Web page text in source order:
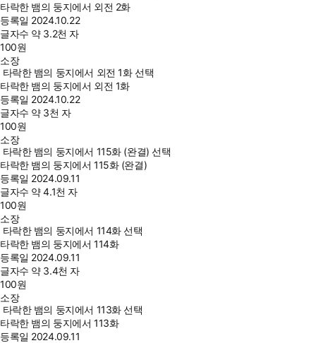
타락한 뱀의 둥지에서 외전 2화
등록일 2024.10.22
글자수 약 3.2천 자
100원
소장
타락한 뱀의 둥지에서 외전 1화 선택
타락한 뱀의 둥지에서 외전 1화
등록일 2024.10.22
글자수 약 3천 자
100원
소장
타락한 뱀의 둥지에서 115화 (완결) 선택
타락한 뱀의 둥지에서 115화 (완결)
등록일 2024.09.11
글자수 약 4.1천 자
100원
소장
타락한 뱀의 둥지에서 114화 선택
타락한 뱀의 둥지에서 114화
등록일 2024.09.11
글자수 약 3.4천 자
100원
소장
타락한 뱀의 둥지에서 113화 선택
타락한 뱀의 둥지에서 113화
등록일 2024.09.11